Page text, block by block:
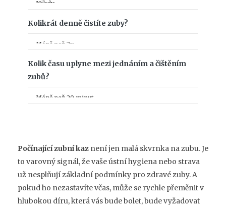
Kolik času uplyne mezi jednáním a čištěním
zubů?
Kolikrát denně čistíte zuby?
Počínající zubní kaz není jen malá skvrnka na zubu. Je
to varovný signál, že vaše ústní hygiena nebo strava
už nesplňují základní podmínky pro zdravé zuby. A
pokud ho nezastavíte včas, může se rychle přeměnit v
hlubokou díru, která vás bude bolet, bude vyžadovat